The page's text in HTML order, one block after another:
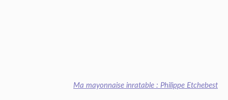
Ma mayonnaise inratable : Philippe Etchebest